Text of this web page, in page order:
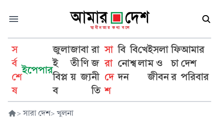
স
র্ব
শে
ষ
ইপেপার
জুলা
ই
বিপ্ল
ব
জা
তী
য়
বা
ণি
জ্য
রা
জ
নী
তি
সা
রা
দে
শ
বি
নো
দন
বি
শ্ব
খে
লা
ইসলা
ম ও
জীবন
ফি
চা
র
আমার
দেশ
পরিবার
> সারা দেশ> খুলনা